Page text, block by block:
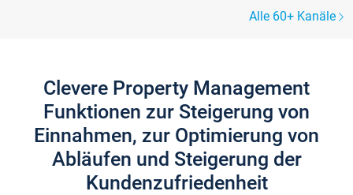
Alle 60+ Kanäle
Clevere Property Management
Funktionen zur Steigerung von
Einnahmen, zur Optimierung von
Abläufen und Steigerung der
Kundenzufriedenheit